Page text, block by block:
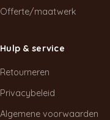
Offerte/maatwerk
Hulp & service
Retourneren
Privacybeleid
Algemene voorwaarden